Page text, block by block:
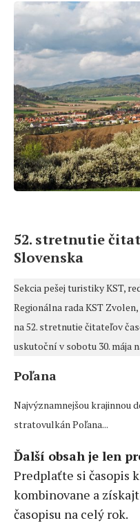
52. stretnutie
Slovenska
Sekcia pešej turistiky KST,
Regionálna rada KST
na 52. stretnutie čitateľov
uskutoční v sobotu 30. mája
Poľana
Najvýznamnejšou krajinnou
stratovulkán Poľana...
Ďalší obsah je len
Predplaťte si časopis
kombinovane a
časopisu na celý rok.